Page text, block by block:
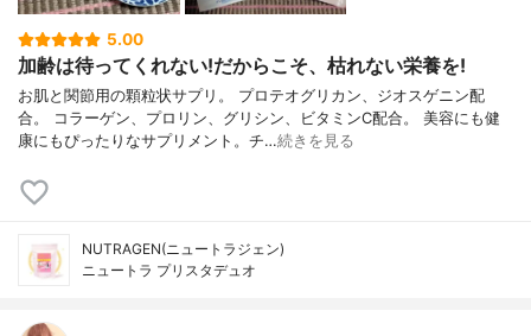
5.00
加齢は待ってくれない!だからこそ、枯れない栄養を!
お肌と関節用の顆粒状サプリ。 プロテオグリカン、ジオスゲニン配
合。 コラーゲン、プロリン、グリシン、ビタミンC配合。 美容にも健
康にもぴったりなサプリメント。チ…続きを見る
NUTRAGEN(ニュートラジェン)
ニュートラ プリスタデュオ